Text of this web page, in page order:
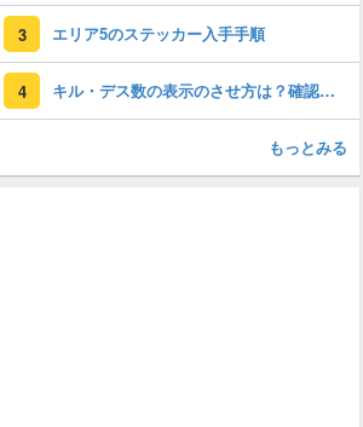
3 エリア5のステッカー入手手順
4 キル・デス数の表示のさせ方は？確認は出来る？
もっとみる